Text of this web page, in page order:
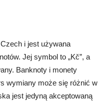
i jest używana
Jej symbol to „Kč”, a
Banknoty i monety
wymiany może się różnić w
jest jedyną akceptowaną